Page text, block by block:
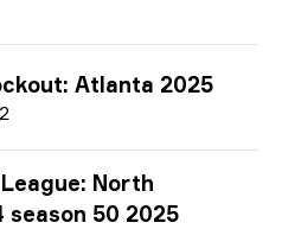
Atlanta 2025
North
season 50 2025